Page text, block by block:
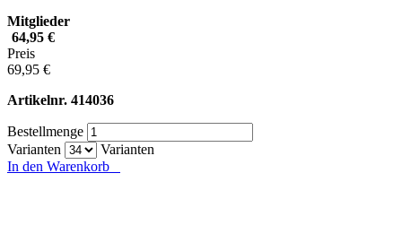
Mitglieder
64,95 €
Preis
69,95 €
Artikelnr. 414036
Bestellmenge
Varianten
Varianten
In den Warenkorb